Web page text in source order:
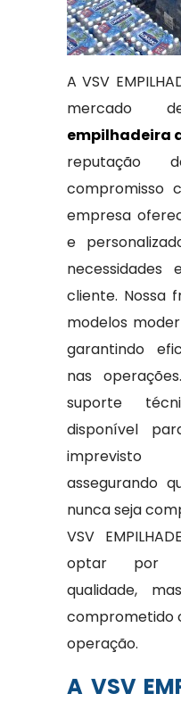
A VSV
mercado
empilhadeira
reputação
compromisso
empresa
e
necessidades
cliente. Nossa
modelos
garantindo
nas
suporte
disponível
assegurando
nunca seja
VSV
optar por
qualidade,
comprometido
operação.
A VSV